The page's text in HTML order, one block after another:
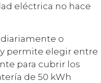
eléctrica no hace
o
permite elegir entre
para cubrir los
de 50 kWh